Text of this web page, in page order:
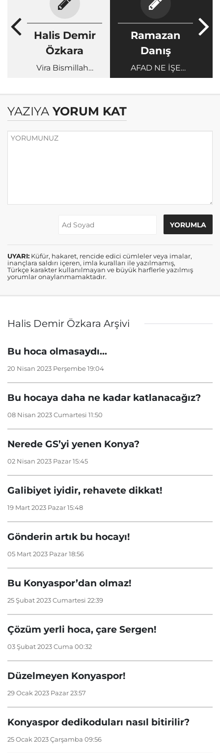
Halis Demir
Özkara
Vira Bismillah…
Ramazan
Danış
AFAD NE İŞE
YARAR?
YAZIYA YORUM KAT
UYARI: Küfür, hakaret, rencide edici cümleler veya imalar,
inançlara saldırı içeren, imla kuralları ile yazılmamış,
Türkçe karakter kullanılmayan ve büyük harflerle yazılmış
yorumlar onaylanmamaktadır.
Halis Demir Özkara Arşivi
Bu hoca olmasaydı...
20 Nisan 2023 Perşembe 19:04
Bu hocaya daha ne kadar katlanacağız?
08 Nisan 2023 Cumartesi 11:50
Nerede GS’yi yenen Konya?
02 Nisan 2023 Pazar 15:45
Galibiyet iyidir, rehavete dikkat!
19 Mart 2023 Pazar 15:48
Gönderin artık bu hocayı!
05 Mart 2023 Pazar 18:56
Bu Konyaspor’dan olmaz!
25 Şubat 2023 Cumartesi 22:39
Çözüm yerli hoca, çare Sergen!
03 Şubat 2023 Cuma 00:32
Düzelmeyen Konyaspor!
29 Ocak 2023 Pazar 23:57
Konyaspor dedikoduları nasıl bitirilir?
25 Ocak 2023 Çarşamba 09:56